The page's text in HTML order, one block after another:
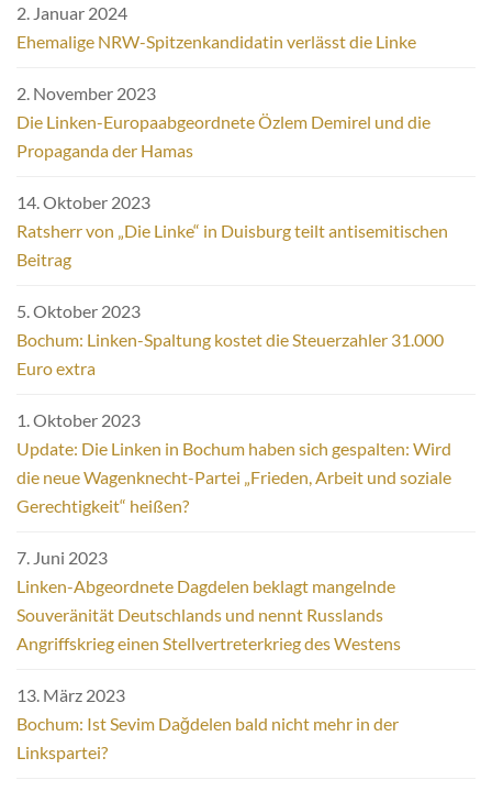
2. Januar 2024
Ehemalige NRW-Spitzenkandidatin verlässt die Linke
2. November 2023
Die Linken-Europaabgeordnete Özlem Demirel und die
Propaganda der Hamas
14. Oktober 2023
Ratsherr von „Die Linke“ in Duisburg teilt antisemitischen
Beitrag
5. Oktober 2023
Bochum: Linken-Spaltung kostet die Steuerzahler 31.000
Euro extra
1. Oktober 2023
Update: Die Linken in Bochum haben sich gespalten: Wird
die neue Wagenknecht-Partei „Frieden, Arbeit und soziale
Gerechtigkeit“ heißen?
7. Juni 2023
Linken-Abgeordnete Dagdelen beklagt mangelnde
Souveränität Deutschlands und nennt Russlands
Angriffskrieg einen Stellvertreterkrieg des Westens
13. März 2023
Bochum: Ist Sevim Dağdelen bald nicht mehr in der
Linkspartei?